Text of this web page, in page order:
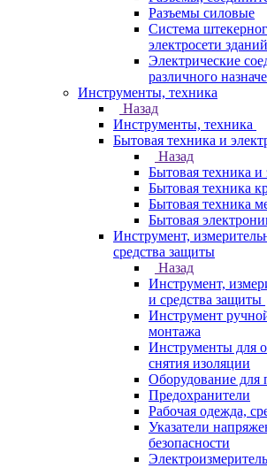
Разъемы силовые
Система
электросети зданий
Электрические
различного
Инструменты, техника
Назад
Инструменты, техника
Бытовая техника и
Назад
Бытовая техника и
Бытовая техника
Бытовая техника
Бытовая
Инструмент,
средства защиты
Назад
Инструмент,
и средства защиты
Инструмент
монтажа
Инструменты для
снятия изоляции
Оборудование для
Предохранители
Рабочая одежда,
Указатели
безопасности